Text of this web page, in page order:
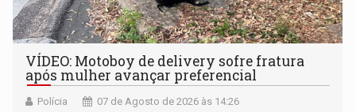
VÍDEO: Motoboy de delivery sofre fratura
após mulher avançar preferencial
Polícia 07 de Agosto de 2026 às 14:26